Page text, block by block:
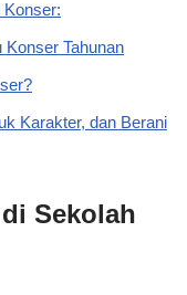
Konser:
Konser Tahunan
Karakter, dan Berani
Sekolah